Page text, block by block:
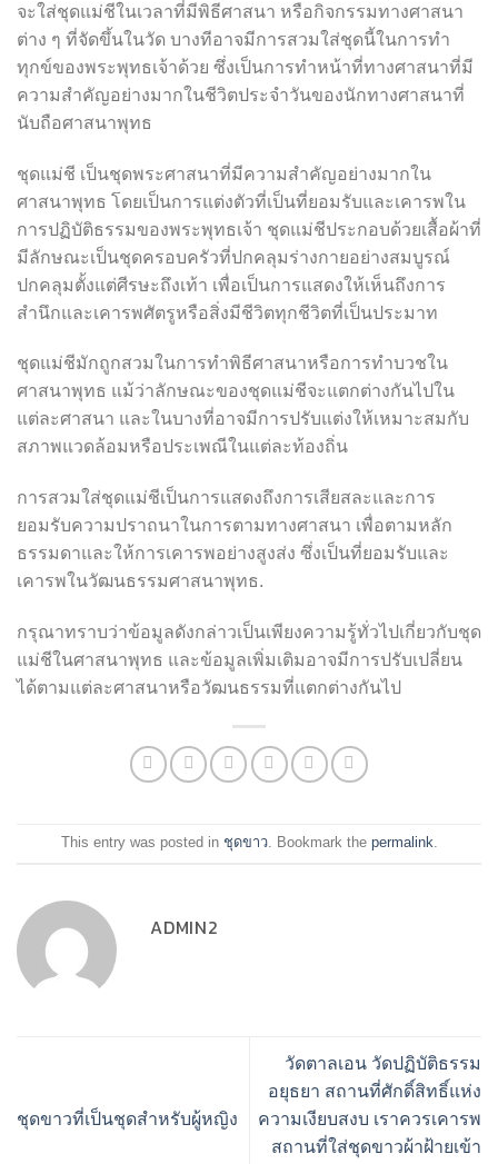
จะใส่ชุดแม่ชีในเวลาที่มีพิธีศาสนา หรือกิจกรรมทางศาสนา
ต่าง ๆ ที่จัดขึ้นในวัด บางทีอาจมีการสวมใส่ชุดนี้ในการทำ
ทุกข์ของพระพุทธเจ้าด้วย ซึ่งเป็นการทำหน้าที่ทางศาสนาที่มี
ความสำคัญอย่างมากในชีวิตประจำวันของนักทางศาสนาที่
นับถือศาสนาพุทธ
ชุดแม่ชี เป็นชุดพระศาสนาที่มีความสำคัญอย่างมากใน
ศาสนาพุทธ โดยเป็นการแต่งตัวที่เป็นที่ยอมรับและเคารพใน
การปฏิบัติธรรมของพระพุทธเจ้า ชุดแม่ชีประกอบด้วยเสื้อผ้าที่
มีลักษณะเป็นชุดครอบครัวที่ปกคลุมร่างกายอย่างสมบูรณ์
ปกคลุมตั้งแต่ศีรษะถึงเท้า เพื่อเป็นการแสดงให้เห็นถึงการ
สำนึกและเคารพศัตรูหรือสิ่งมีชีวิตทุกชีวิตที่เป็นประมาท
ชุดแม่ชีมักถูกสวมในการทำพิธีศาสนาหรือการทำบวชใน
ศาสนาพุทธ แม้ว่าลักษณะของชุดแม่ชีจะแตกต่างกันไปใน
แต่ละศาสนา และในบางที่อาจมีการปรับแต่งให้เหมาะสมกับ
สภาพแวดล้อมหรือประเพณีในแต่ละท้องถิ่น
การสวมใส่ชุดแม่ชีเป็นการแสดงถึงการเสียสละและการ
ยอมรับความปราถนาในการตามทางศาสนา เพื่อตามหลัก
ธรรมดาและให้การเคารพอย่างสูงส่ง ซึ่งเป็นที่ยอมรับและ
เคารพในวัฒนธรรมศาสนาพุทธ.
กรุณาทราบว่าข้อมูลดังกล่าวเป็นเพียงความรู้ทั่วไปเกี่ยวกับชุด
แม่ชีในศาสนาพุทธ และข้อมูลเพิ่มเติมอาจมีการปรับเปลี่ยน
ได้ตามแต่ละศาสนาหรือวัฒนธรรมที่แตกต่างกันไป
This entry was posted in ชุดขาว. Bookmark the permalink.
ADMIN2
ชุดขาวที่เป็นชุดสำหรับผู้หญิง
วัดตาลเอน วัดปฏิบัติธรรม
อยุธยา สถานที่ศักดิ์สิทธิ์แห่ง
ความเงียบสงบ เราควรเคารพ
สถานที่ใส่ชุดขาวผ้าฝ้ายเข้า